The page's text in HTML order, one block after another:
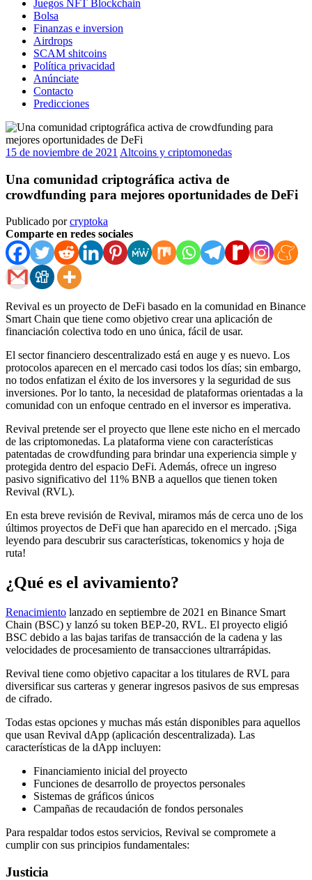
Juegos NFT Blockchain
Bolsa
Finanzas e inversion
Airdrops
SCAM shitcoins
Política privacidad
Anúnciate
Contacto
Predicciones
15 de noviembre de 2021 Altcoins y criptomonedas
Una comunidad criptográfica activa de
crowdfunding para mejores oportunidades de DeFi
Publicado porcryptoka
Comparte en redes sociales
Revival es un proyecto de DeFi basado en la comunidad en Binance
Smart Chain que tiene como objetivo crear una aplicación de
financiación colectiva todo en uno única, fácil de usar.
El sector financiero descentralizado está en auge y es nuevo. Los
protocolos aparecen en el mercado casi todos los días; sin embargo,
no todos enfatizan el éxito de los inversores y la seguridad de sus
inversiones. Por lo tanto, la necesidad de plataformas orientadas a la
comunidad con un enfoque centrado en el inversor es imperativa.
Revival pretende ser el proyecto que llene este nicho en el mercado
de las criptomonedas. La plataforma viene con características
patentadas de crowdfunding para brindar una experiencia simple y
protegida dentro del espacio DeFi. Además, ofrece un ingreso
pasivo significativo del 11% BNB a aquellos que tienen token
Revival (RVL).
En esta breve revisión de Revival, miramos más de cerca uno de los
últimos proyectos de DeFi que han aparecido en el mercado. ¡Siga
leyendo para descubrir sus características, tokenomics y hoja de
ruta!
¿Qué es el avivamiento?
Renacimiento lanzado en septiembre de 2021 en Binance Smart
Chain (BSC) y lanzó su token BEP-20, RVL. El proyecto eligió
BSC debido a las bajas tarifas de transacción de la cadena y las
velocidades de procesamiento de transacciones ultrarrápidas.
Revival tiene como objetivo capacitar a los titulares de RVL para
diversificar sus carteras y generar ingresos pasivos de sus empresas
de cifrado.
Todas estas opciones y muchas más están disponibles para aquellos
que usan Revival dApp (aplicación descentralizada). Las
características de la dApp incluyen:
Financiamiento inicial del proyecto
Funciones de desarrollo de proyectos personales
Sistemas de gráficos únicos
Campañas de recaudación de fondos personales
Para respaldar todos estos servicios, Revival se compromete a
cumplir con sus principios fundamentales:
Justicia